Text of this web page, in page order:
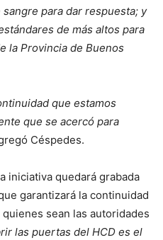
para dar respuesta; y
de más altos para
la Provincia de Buenos
que estamos
que se acercó para
Céspedes.
iniciativa quedará grabada
garantizará la continuidad
sean las autoridades
las puertas del HCD es el